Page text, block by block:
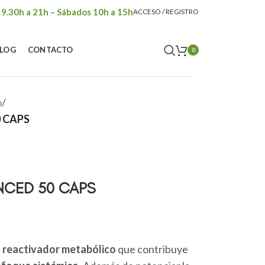
a 21h – Sábados 10h a 15hACCESO / REGISTRO
CONTACTO 0
/
50 CAPS
reactivador metabólico que contribuye